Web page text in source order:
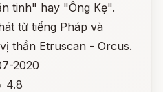
tinh" hay "Ông Kẹ".
từ tiếng Pháp và
thần Etruscan - Orcus.
2020
4.8